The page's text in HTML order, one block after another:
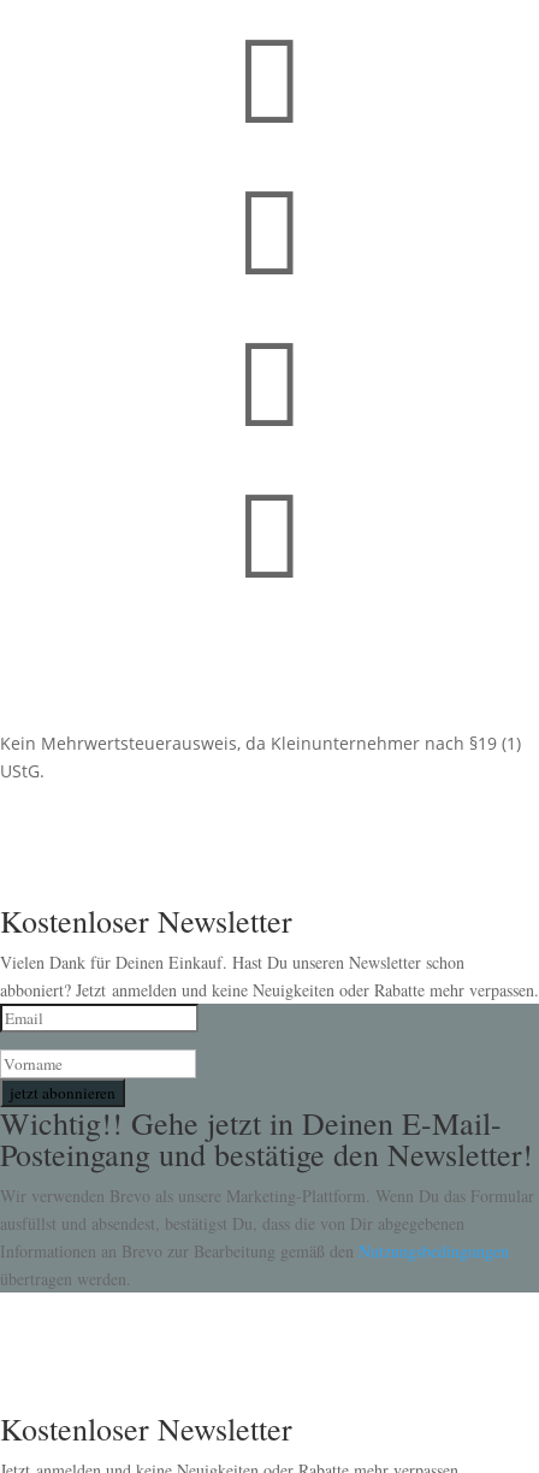




Kein Mehrwertsteuerausweis, da Kleinunternehmer nach §19 (1)
UStG.
Kostenloser Newsletter
Vielen Dank für Deinen Einkauf. Hast Du unseren Newsletter schon
abboniert? Jetzt anmelden und keine Neuigkeiten oder Rabatte mehr verpassen.
jetzt abonnieren
Wichtig!! Gehe jetzt in Deinen E-Mail-
Posteingang und bestätige den Newsletter!
Wir verwenden Brevo als unsere Marketing-Plattform. Wenn Du das Formular
ausfüllst und absendest, bestätigst Du, dass die von Dir abgegebenen
Informationen an Brevo zur Bearbeitung gemäß den Nutzungsbedingungen
übertragen werden.
Kostenloser Newsletter